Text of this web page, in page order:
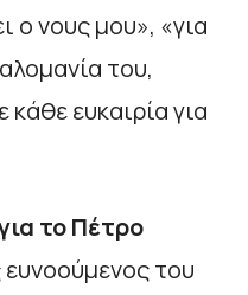
ο νους μου», «για
του,
ευκαιρία για
το Πέτρο
του